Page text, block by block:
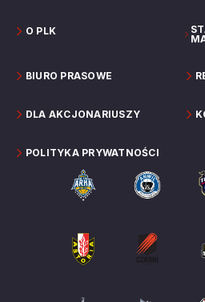
O PLK
BIURO PRASOWE
DLA AKCJONARIUSZY
POLITYKA PRYWATNOŚCI